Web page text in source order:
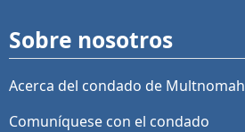
Sobre nosotros
Acerca del condado de Multnomah
Comuníquese con el condado